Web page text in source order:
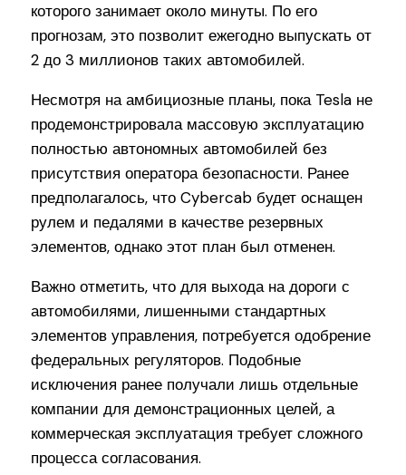
которого занимает около минуты. По его
прогнозам, это позволит ежегодно выпускать от
2 до 3 миллионов таких автомобилей.
Несмотря на амбициозные планы, пока Tesla не
продемонстрировала массовую эксплуатацию
полностью автономных автомобилей без
присутствия оператора безопасности. Ранее
предполагалось, что Cybercab будет оснащен
рулем и педалями в качестве резервных
элементов, однако этот план был отменен.
Важно отметить, что для выхода на дороги с
автомобилями, лишенными стандартных
элементов управления, потребуется одобрение
федеральных регуляторов. Подобные
исключения ранее получали лишь отдельные
компании для демонстрационных целей, а
коммерческая эксплуатация требует сложного
процесса согласования.